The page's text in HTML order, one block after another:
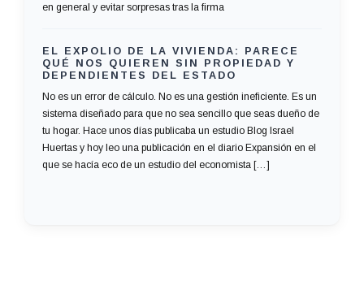
en general y evitar sorpresas tras la firma
EL EXPOLIO DE LA VIVIENDA: PARECE
QUÉ NOS QUIEREN SIN PROPIEDAD Y
DEPENDIENTES DEL ESTADO
No es un error de cálculo. No es una gestión ineficiente. Es un
sistema diseñado para que no sea sencillo que seas dueño de
tu hogar. Hace unos días publicaba un estudio Blog Israel
Huertas y hoy leo una publicación en el diario Expansión en el
que se hacía eco de un estudio del economista […]